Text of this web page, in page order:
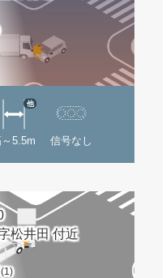
5.5m
他
信号なし
松井田 付近
(1)